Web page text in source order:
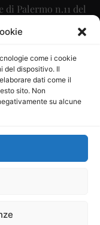
come i cookie
del dispositivo. Il
dati come il
sito. Non
su alcune
Palermo n.11 del
Scaglione
Calabrese
a r.l. è
Comunicazione al